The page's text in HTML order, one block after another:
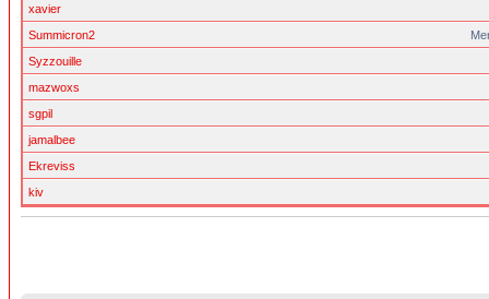
xavier
Summicron2
Syzzouille
mazwoxs
sgpil
jamalbee
Ekreviss
kiv